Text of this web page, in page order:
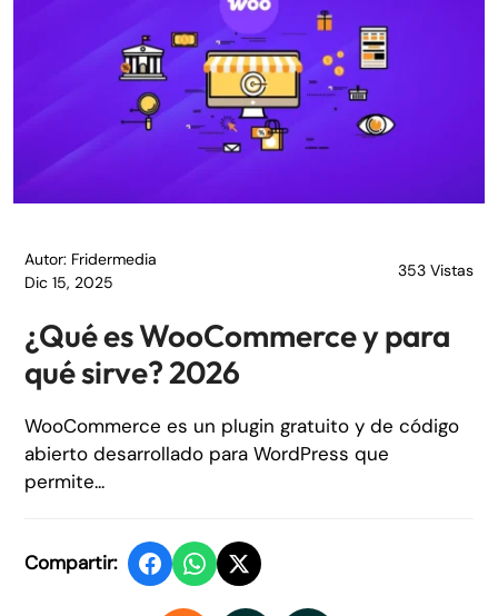
Autor: Fridermedia
Dic 15, 2025
353 Vistas
¿Qué es WooCommerce y para
qué sirve? 2026
WooCommerce es un plugin gratuito y de código
abierto desarrollado para WordPress que
permite...
Compartir: